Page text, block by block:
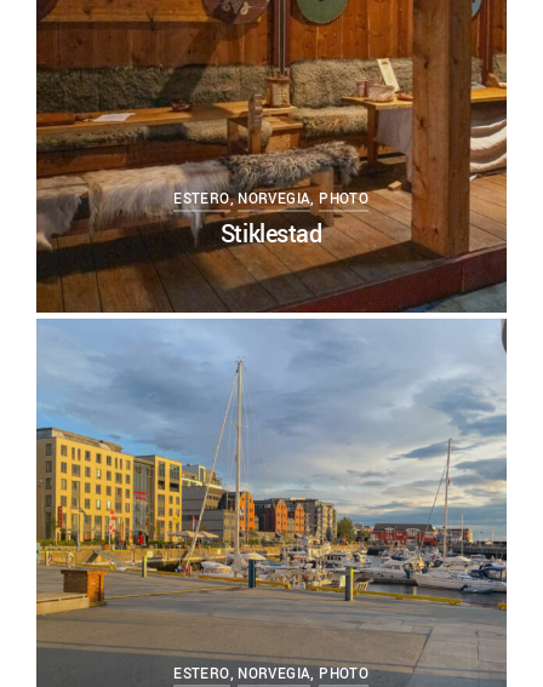
ESTERO,NORVEGIA,PHOTO
Stiklestad
ESTERO, NORVEGIA, PHOTO